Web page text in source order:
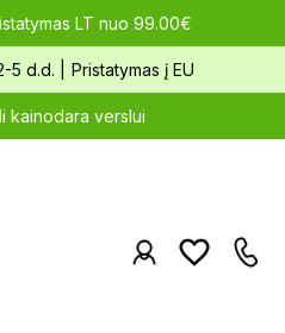
LT nuo 99.00€
5 d.d. | Pristatymas į EU
kainodara verslui